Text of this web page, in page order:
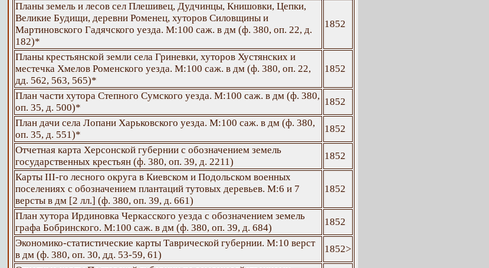
Планы земель и лесов сел Плешивец, Дудчинцы, Книшовки, Цепки,
Великие Будищи, деревни Роменец, хуторов Силовщины и
Мартиновского Гадячского уезда. М:100 саж. в дм (ф. 380, оп. 22, д.
182)*
1852
Планы крестьянской земли села Гриневки, хуторов Хустянских и
местечка Хмелов Роменского уезда. М:100 саж. в дм (ф. 380, оп. 22,
дд. 562, 563, 565)*
1852
План части хутора Степного Сумского уезда. М:100 саж. в дм (ф. 380,
оп. 35, д. 500)*
1852
План дачи села Лопани Харьковского уезда. М:100 саж. в дм (ф. 380,
оп. 35, д. 551)*
1852
Отчетная карта Херсонской губернии с обозначением земель
государственных крестьян (ф. 380, оп. 39, д. 2211)
1852
Карты III-го лесного округа в Киевском и Подольском военных
поселениях с обозначением плантаций тутовых деревьев. М:6 и 7
версты в дм [2 лл.] (ф. 380, оп. 39, д. 661)
1852
План хутора Ирдиновка Черкасского уезда с обозначением земель
графа Бобринского. М:100 саж. в дм (ф. 380, оп. 39, д. 684)
1852
Экономико-статистические карты Таврической губернии. М:10 верст
в дм (ф. 380, оп. 30, дд. 53-59, 61)
1852>